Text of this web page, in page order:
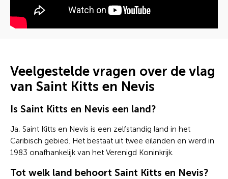
Veelgestelde vragen over de vlag
van Saint Kitts en Nevis
Is Saint Kitts en Nevis een land?
Ja, Saint Kitts en Nevis is een zelfstandig land in het
Caribisch gebied. Het bestaat uit twee eilanden en werd in
1983 onafhankelijk van het Verenigd Koninkrijk.
Tot welk land behoort Saint Kitts en Nevis?